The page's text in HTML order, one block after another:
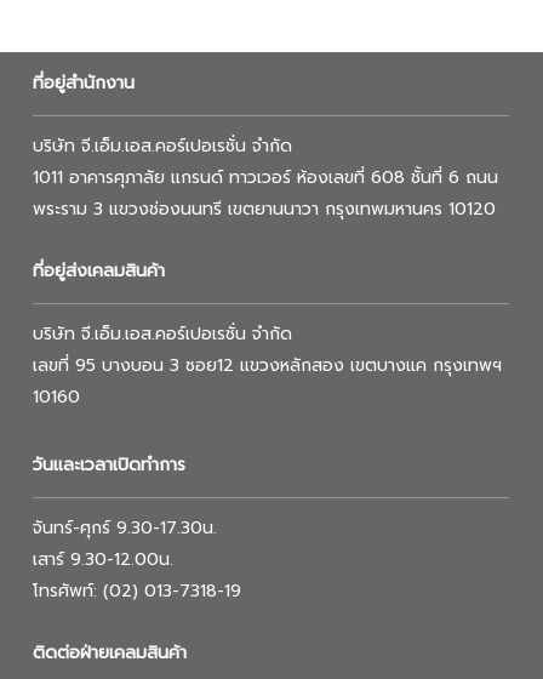
ที่อยู่สำนักงาน
บริษัท จี.เอ็ม.เอส.คอร์เปอเรชั่น จำกัด
1011 อาคารศุภาลัย แกรนด์ ทาวเวอร์ ห้องเลขที่ 608 ชั้นที่ 6 ถนน
พระราม 3 แขวงช่องนนทรี เขตยานนาวา กรุงเทพมหานคร 10120
ที่อยู่ส่งเคลมสินค้า
บริษัท จี.เอ็ม.เอส.คอร์เปอเรชั่น จำกัด
เลขที่ 95 บางบอน 3 ซอย12 แขวงหลักสอง เขตบางแค กรุงเทพฯ
10160
วันและเวลาเปิดทำการ
จันทร์-ศุกร์ 9.30-17.30น.
เสาร์ 9.30-12.00น.
โทรศัพท์: (02) 013-7318-19
ติดต่อฝ่ายเคลมสินค้า